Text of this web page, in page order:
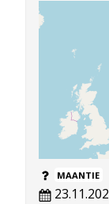
MAANTIE